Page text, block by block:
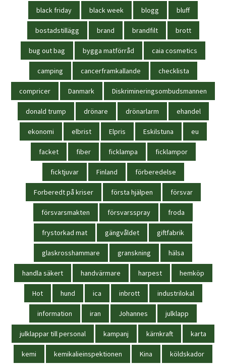
black friday black week blogg bluff
bostadstillägg brand brandfilt brott
bug out bag bygga matförråd caia cosmetics
camping cancerframkallande checklista
compricer Danmark Diskrimineringsombudsmannen
donald trump drönare drönarlarm ehandel
ekonomi elbrist Elpris Eskilstuna eu
facket fiber ficklampa ficklampor
ficktjuvar Finland förberedelse
Forberedt på kriser första hjälpen försvar
försvarsmakten försvarsspray froda
frystorkad mat gängvåldet giftfabrik
glaskrosshammare granskning hälsa
handla säkert handvärmare harpest hemköp
Hot hund ica inbrott industrilokal
information iran Johannes julklapp
julklappar till personal kampanj kärnkraft karta
kemi kemikalieinspektionen Kina köldskador